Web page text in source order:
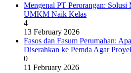
Mengenal PT Perorangan: Solusi
UMKM Naik Kelas
4
13 February 2026
Fasos dan Fasum Perumahan:
Diserahkan ke Pemda Agar
0
11 February 2026